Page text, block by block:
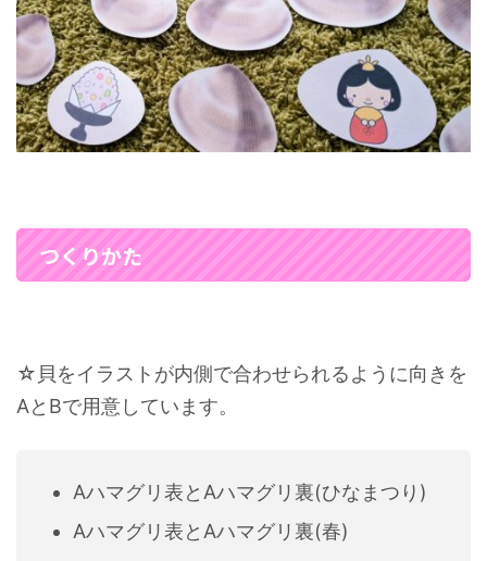
つくりかた
☆貝をイラストが内側で合わせられるように向きを
AとBで用意しています。
Aハマグリ表とAハマグリ裏(ひなまつり)
Aハマグリ表とAハマグリ裏(春)